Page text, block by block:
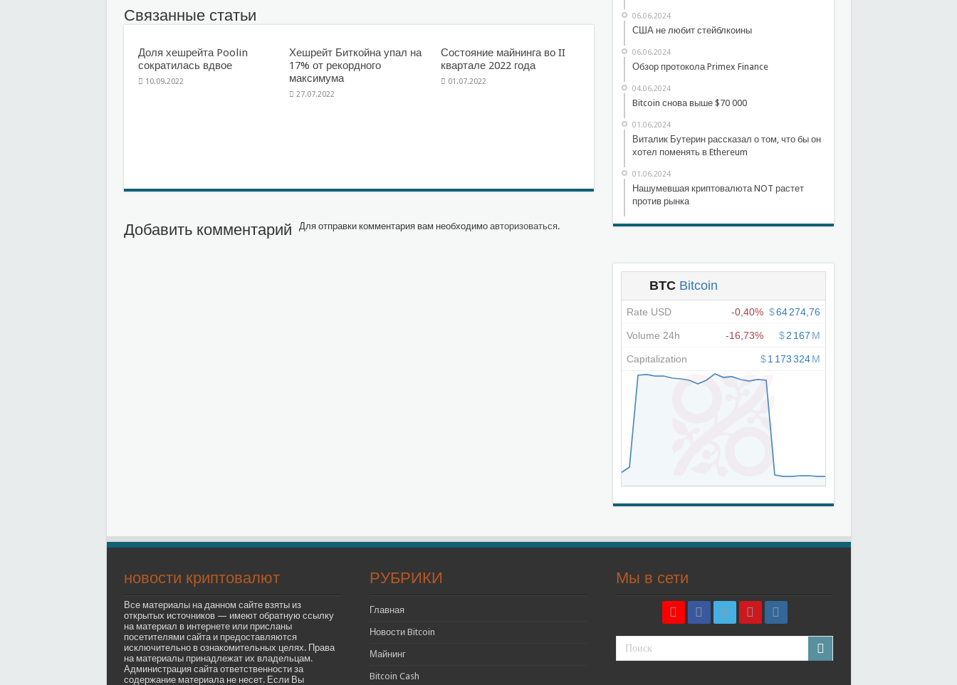
Связанные статьи
Доля хешрейта Poolin
сократилась вдвое
10.09.2022
Хешрейт Биткойна упал на
17% от рекордного
максимума
27.07.2022
Состояние майнинга во II
квартале 2022 года
01.07.2022
Добавить комментарий Для отправки комментария вам необходимо авторизоваться.
06.06.2024
США не любит стейблкоины
06.06.2024
Обзор протокола Primex Finance
04.06.2024
Bitcoin снова выше $70 000
01.06.2024
Виталик Бутерин рассказал о том, что бы он
хотел поменять в Ethereum
01.06.2024
Нашумевшая криптовалюта NOT растет
против рынка
новости криптовалют
Все материалы на данном сайте взяты из
открытых источников — имеют обратную ссылку
на материал в интернете или присланы
посетителями сайта и предоставляются
исключительно в ознакомительных целях. Права
на материалы принадлежат их владельцам.
Администрация сайта ответственности за
содержание материала не несет. Если Вы
РУБРИКИ
Главная
Новости Bitcoin
Майнинг
Bitcoin Cash
Мы в сети